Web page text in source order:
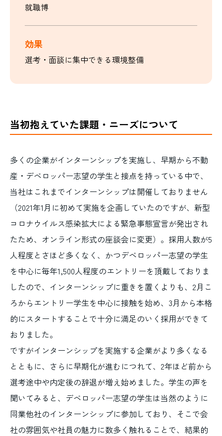
就職博
効果
選考・面談に集中できる環境整備
当初抱えていた課題・ニーズについて
多くの企業がインターンシップを実施し、早期から不動
産・デベロッパー志望の学生と接点を持っている中で、
当社はこれまでインターンシップは開催しておりません
（2021年1月に初めて実施を企画していたのですが、新型
コロナウイルス感染拡大による緊急事態宣言が発出され
たため、オンライン形式の座談会に変更）。採用人数が5
人程度とさほど多くなく、かつデベロッパー志望の学生
を中心に毎年1,500人程度のエントリーを頂戴しておりま
したので、インターンシップに重きを置くよりも、2月こ
ろからエントリー学生を中心に接触を始め、3月から本格
的にスタートすることで十分に満足のいく採用ができて
おりました。
ですがインターンシップを実施する企業がより多くなる
とともに、さらに早期化が進むにつれて、2年ほど前から
選考途中や内定後の辞退が増え始めました。学生の声を
聞いてみると、デベロッパー志望の学生は当然のように
同業他社のインターンシップに参加しており、そこで会
社の雰囲気や社員の魅力に数多く触れることで、結果的